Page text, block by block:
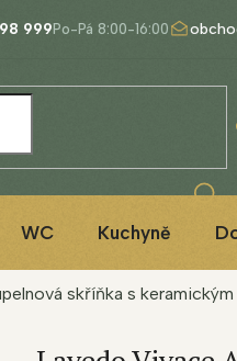
999
WC Kuchyně
skříňka s keramickým